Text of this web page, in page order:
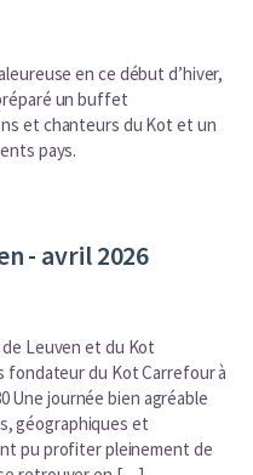
en ce début d’hiver,
un buffet
et chanteurs du Kot et un
pays.
- avril 2026
Leuven et du Kot
fondateur du Kot Carrefour à
Une journée bien agréable
géographiques et
pu profiter pleinement de